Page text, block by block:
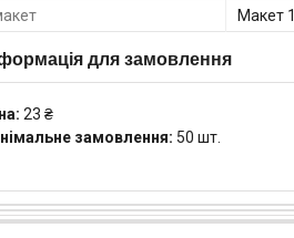
Макет 1
для замовлення
23 ₴
замовлення: 50 шт.